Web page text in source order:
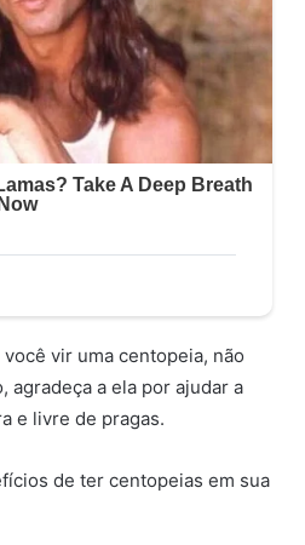
vir uma centopeia, não
agradeça a ela por ajudar a
e livre de pragas.
de ter centopeias em sua